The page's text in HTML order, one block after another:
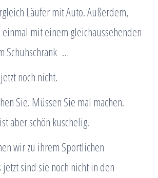
Läufer mit Auto. Außerdem,
einmal mit einem gleichaussehenden
Schuhschrank …
noch nicht.
Sie. Müssen Sie mal machen.
aber schön kuschelig.
wir zu ihrem Sportlichen
jetzt sind sie noch nicht in den